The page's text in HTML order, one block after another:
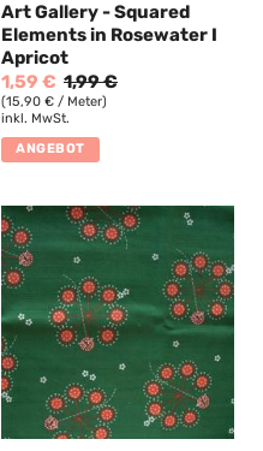
Art Gallery - Squared
Elements in Rosewater I
Apricot
1,59 € 1,99 €
(15,90 € / Meter)
inkl. MwSt.
ANGEBOT